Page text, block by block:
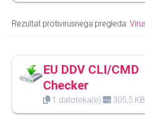
Rezultat protivirusnega pregleda:
EU DDV CLI/CMD
Checker
1 datoteka(e) 305,5 KB